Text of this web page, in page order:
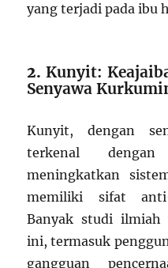
yang terjadi pada ibu
2.Kunyit:
Senyawa
Kunyit, dengan
terkenal
meningkatkan
memiliki sifat
Banyak studi ilmiah
ini, termasuk
gangguan